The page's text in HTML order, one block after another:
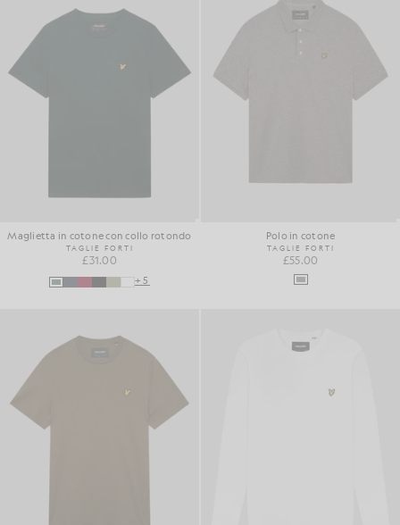
Maglietta in cotone con collo rotondo
TAGLIE FORTI
£31.00
+5
Polo in cotone
TAGLIE FORTI
£55.00